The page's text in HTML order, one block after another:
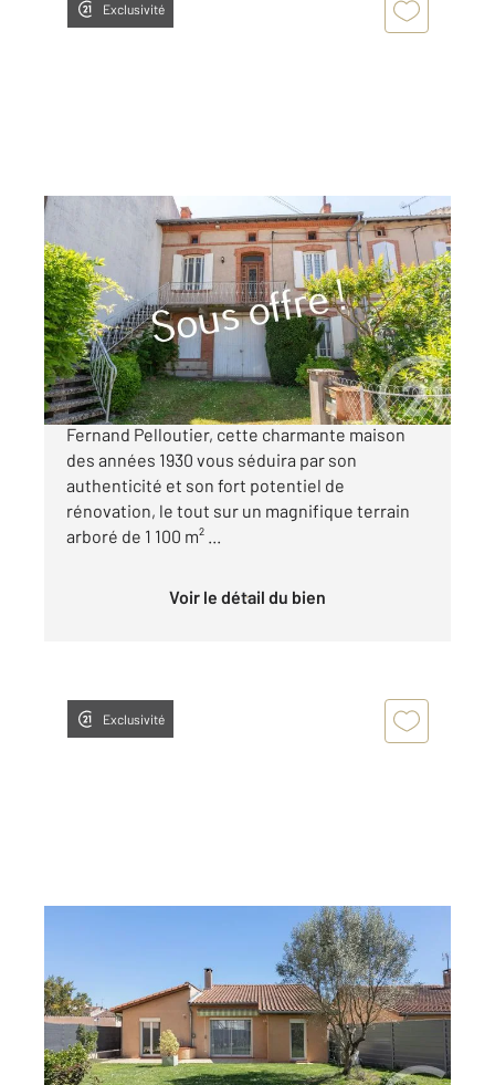
Exclusivité
164 m
, 7 pièces
Ref : 13311
Maison à vendre
280 000 €
ALBI à seulement 10 minutes à pied de la place
Fernand Pelloutier, cette charmante maison
des années 1930 vous séduira par son
authenticité et son fort potentiel de
rénovation, le tout sur un magnifique terrain
arboré de 1 100 m² ...
Voir le détail du bien
Exclusivité
Ref : 13454
Maison à vendre
319 000 €